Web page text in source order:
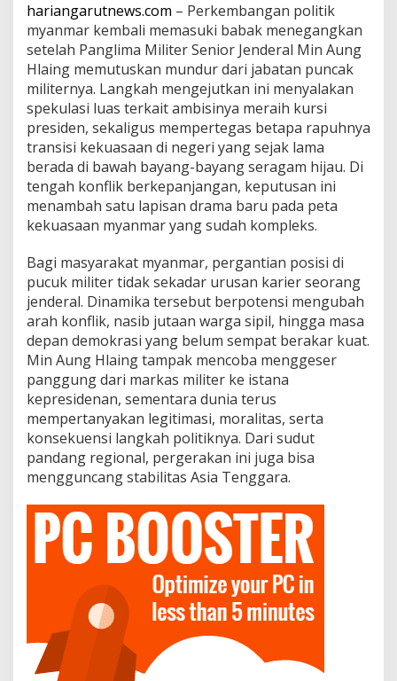
u
K
u
r
s
i
P
e
s
i
d
n
hariangarutnews.com – Perkembangan politik
myanmar kembali memasuki babak menegangkan
setelah Panglima Militer Senior Jenderal Min Aung
Hlaing memutuskan mundur dari jabatan puncak
militernya. Langkah mengejutkan ini menyalakan
spekulasi luas terkait ambisinya meraih kursi
presiden, sekaligus mempertegas betapa rapuhnya
transisi kekuasaan di negeri yang sejak lama
berada di bawah bayang-bayang seragam hijau. Di
tengah konflik berkepanjangan, keputusan ini
menambah satu lapisan drama baru pada peta
kekuasaan myanmar yang sudah kompleks.
Bagi masyarakat myanmar, pergantian posisi di
pucuk militer tidak sekadar urusan karier seorang
jenderal. Dinamika tersebut berpotensi mengubah
arah konflik, nasib jutaan warga sipil, hingga masa
depan demokrasi yang belum sempat berakar kuat.
Min Aung Hlaing tampak mencoba menggeser
panggung dari markas militer ke istana
kepresidenan, sementara dunia terus
mempertanyakan legitimasi, moralitas, serta
konsekuensi langkah politiknya. Dari sudut
pandang regional, pergerakan ini juga bisa
mengguncang stabilitas Asia Tenggara.